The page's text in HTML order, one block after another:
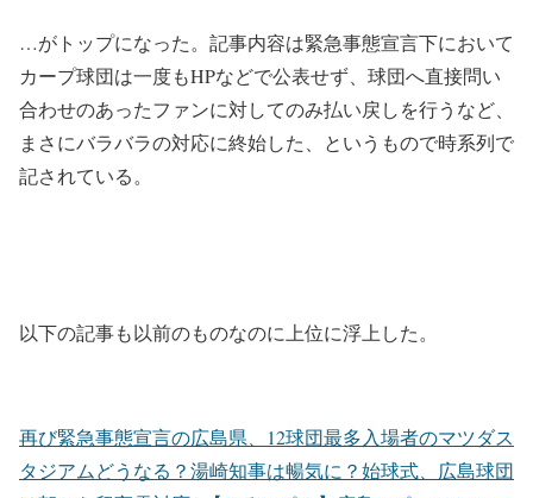
…がトップになった。記事内容は緊急事態宣言下において
カープ球団は一度もHPなどで公表せず、球団へ直接問い
合わせのあったファンに対してのみ払い戻しを行うなど、
まさにバラバラの対応に終始した、というもので時系列で
記されている。
以下の記事も以前のものなのに上位に浮上した。
再び緊急事態宣言の広島県、12球団最多入場者のマツダス
タジアムどうなる？湯崎知事は暢気に？始球式、広島球団